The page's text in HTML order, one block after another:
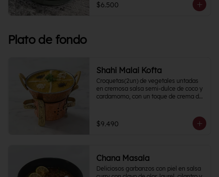
$6.500
Plato de fondo
Shahi Malai Kofta
Croquetas(2un) de vegetales untadas
en cremosa salsa semi-dulce de coco y
cardamomo, con un toque de crema de
$9.490
Chana Masala
Deliciosos garbanzos con piel en salsa